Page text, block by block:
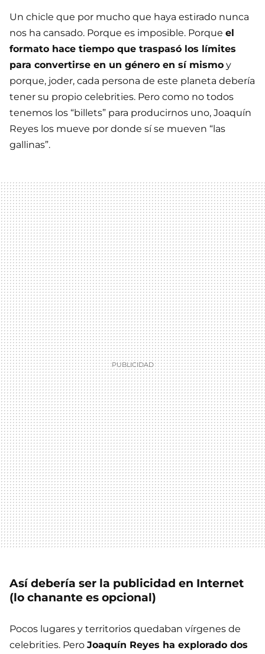
Un chicle que por mucho que haya estirado nunca
nos ha cansado. Porque es imposible. Porque el
formato hace tiempo que traspasó los límites
para convertirse en un género en sí mismo y
porque, joder, cada persona de este planeta debería
tener su propio celebrities. Pero como no todos
tenemos los “billets” para producirnos uno, Joaquín
Reyes los mueve por donde sí se mueven “las
gallinas”.
Así debería ser la publicidad en Internet
(lo chanante es opcional)
Pocos lugares y territorios quedaban vírgenes de
celebrities. Pero Joaquín Reyes ha explorado dos